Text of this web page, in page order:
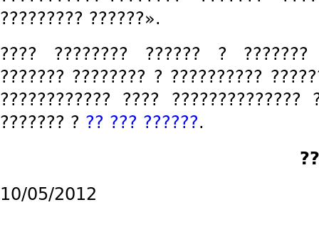
????????? ??????».
???? ???????? ?????? ? ???????
??????? ???????? ? ??????????
???????????? ???? ??????????????
??????? ? ?? ??? ??????.
10/05/2012